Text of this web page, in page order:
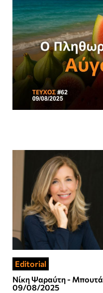
Editorial
Νίκη Ψαραύτη -
09/08/2025